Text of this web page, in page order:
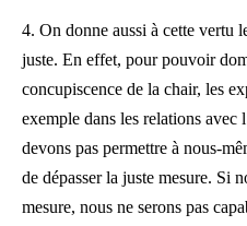
4. On donne aussi à cette vertu
juste. En effet, pour pouvoir
concupiscence de la chair, les
exemple dans les relations avec
devons pas permettre à nous-
de dépasser la juste mesure. Si
mesure, nous ne serons pas